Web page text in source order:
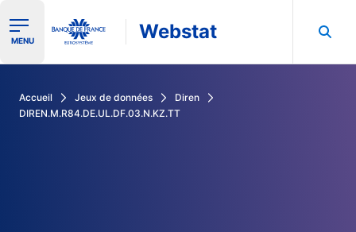
Ouvrir le menu de navigation
MENU Webstat
Accueil Jeux de données
Diren
DIREN.M.R84.DE.UL.DF.03.N.KZ.TT